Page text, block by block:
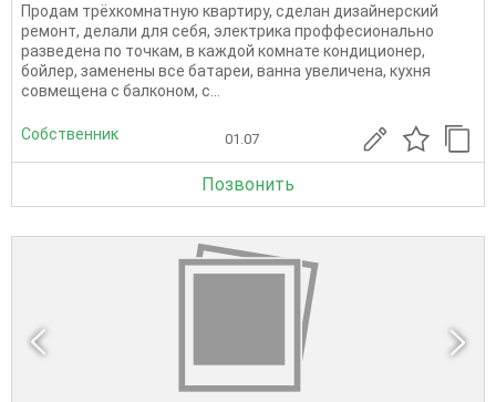
Продам трёхкомнатную квартиру, сделан дизайнерский
ремонт, делали для себя, электрика проффесионально
разведена по точкам, в каждой комнате кондиционер,
бойлер, заменены все батареи, ванна увеличена, кухня
совмещена с балконом, с...
Собственник 01.07
Позвонить